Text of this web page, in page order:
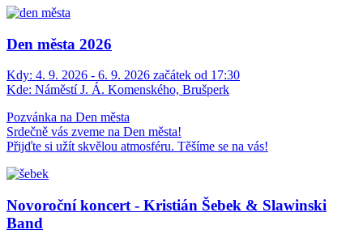
Den města 2026
Kdy: 4. 9. 2026 - 6. 9. 2026 začátek od 17:30
Kde: Náměstí J. Á. Komenského, Brušperk
Pozvánka na Den města
Srdečně vás zveme na Den města!
Přijďte si užít skvělou atmosféru. Těšíme se na vás!
Novoroční koncert - Kristián Šebek & Slawinski
Band